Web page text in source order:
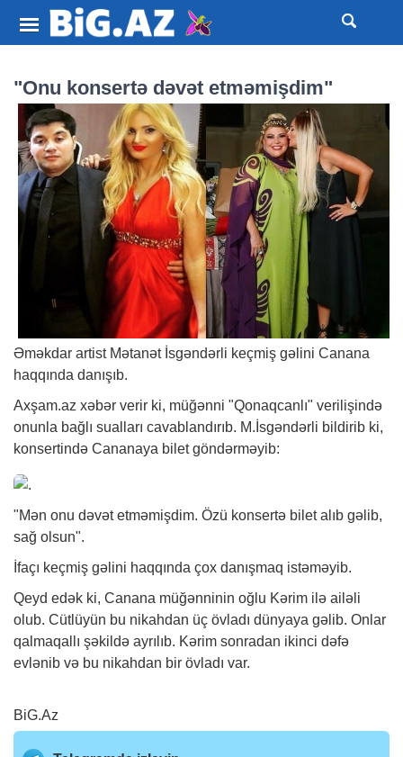
"Onu konsertə dəvət etməmişdim"
Əməkdar artist Mətanət İsgəndərli keçmiş gəlini Canana
haqqında danışıb.
Axşam.az xəbər verir ki, müğənni "Qonaqcanlı" verilişində
onunla bağlı sualları cavablandırıb. M.İsgəndərli bildirib ki,
konsertində Cananaya bilet göndərməyib:
"Mən onu dəvət etməmişdim. Özü konsertə bilet alıb gəlib,
sağ olsun".
İfaçı keçmiş gəlini haqqında çox danışmaq istəməyib.
Qeyd edək ki, Canana müğənninin oğlu Kərim ilə ailəli
olub. Cütlüyün bu nikahdan üç övladı dünyaya gəlib. Onlar
qalmaqallı şəkildə ayrılıb. Kərim sonradan ikinci dəfə
evlənib və bu nikahdan bir övladı var.
BiG.Az